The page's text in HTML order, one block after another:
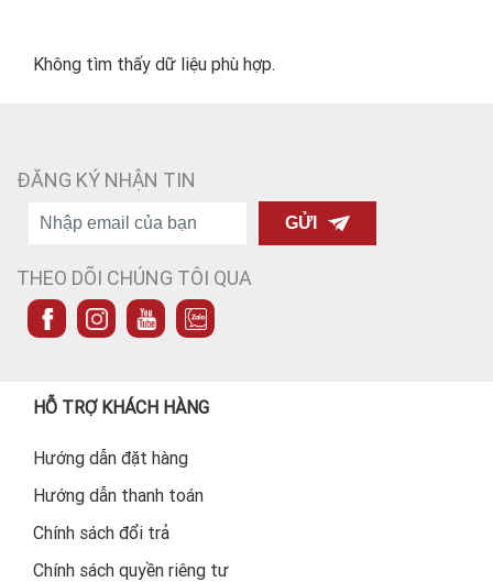
Không tìm thấy dữ liệu phù hợp.
ĐĂNG KÝ NHẬN TIN
GỬI
THEO DÕI CHÚNG TÔI QUA
HỖ TRỢ KHÁCH HÀNG
Hướng dẫn đặt hàng
Hướng dẫn thanh toán
Chính sách đổi trả
Chính sách quyền riêng tư